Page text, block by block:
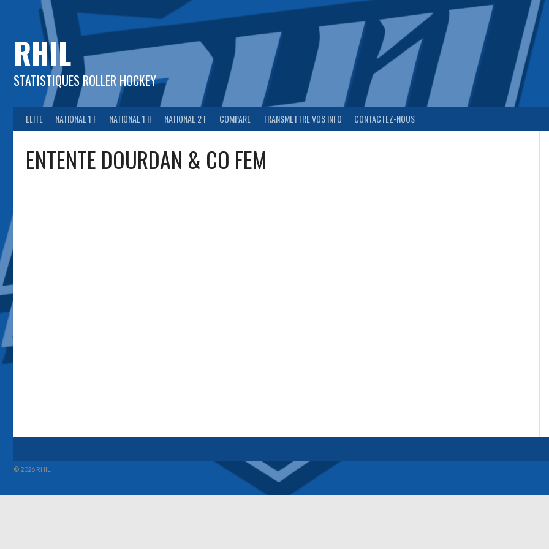
RHIL
STATISTIQUES ROLLER HOCKEY
ELITE NATIONAL 1 F NATIONAL 1 H NATIONAL 2 F COMPARE TRANSMETTRE VOS INFO CONTACTEZ-NOUS
ENTENTE DOURDAN & CO FEM
© 2026 RHIL